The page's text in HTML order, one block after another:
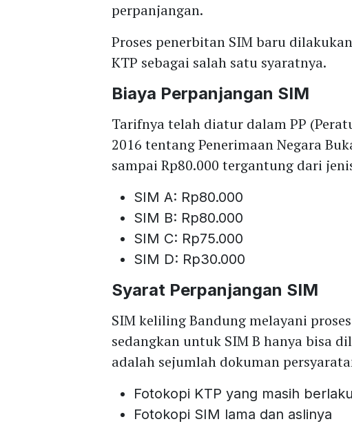
perpanjangan.
Proses penerbitan SIM baru
KTP sebagai salah satu syaratnya.
Biaya Perpanjangan SIM
Tarifnya telah diatur dalam PP
2016 tentang Penerimaan Negara
sampai Rp80.000 tergantung dari
SIM A: Rp80.000
SIM B: Rp80.000
SIM C: Rp75.000
SIM D: Rp30.000
Syarat Perpanjangan SIM
SIM keliling Bandung melayani
sedangkan untuk SIM B hanya bisa
adalah sejumlah dokuman
Fotokopi KTP yang masih berlaku
Fotokopi SIM lama dan aslinya